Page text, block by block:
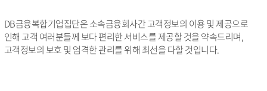
DB금융복합기업집단은 소속금융회사간 고객정보의 이용 및 제공으로
인해 고객 여러분들께 보다 편리한 서비스를 제공할 것을 약속드리며,
고객정보의 보호 및 엄격한 관리를 위해 최선을 다할 것입니다.